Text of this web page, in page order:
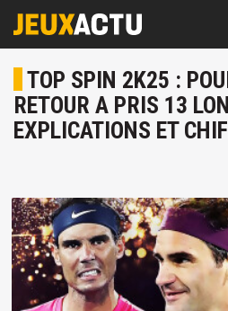
TOP SPIN 2K25 :
RETOUR A PRIS 13
EXPLICATIONS ET